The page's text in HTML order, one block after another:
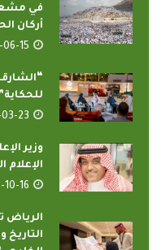
في
أركان
15
للحكاية”
23
وزير
الإعلام
10-16
الرياض
التاريخ